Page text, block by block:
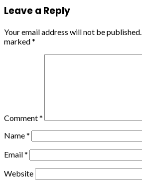
Leave a Reply
Your email address will not be published.
marked*
Comment*
Name*
Email*
Website